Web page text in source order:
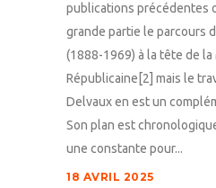
publications précédentes
grande partie le parcours
(1888-1969) à la tête de la
Républicaine[2] mais le
Delvaux en est un
Son plan est
une constante pour...
18 AVRIL 2025